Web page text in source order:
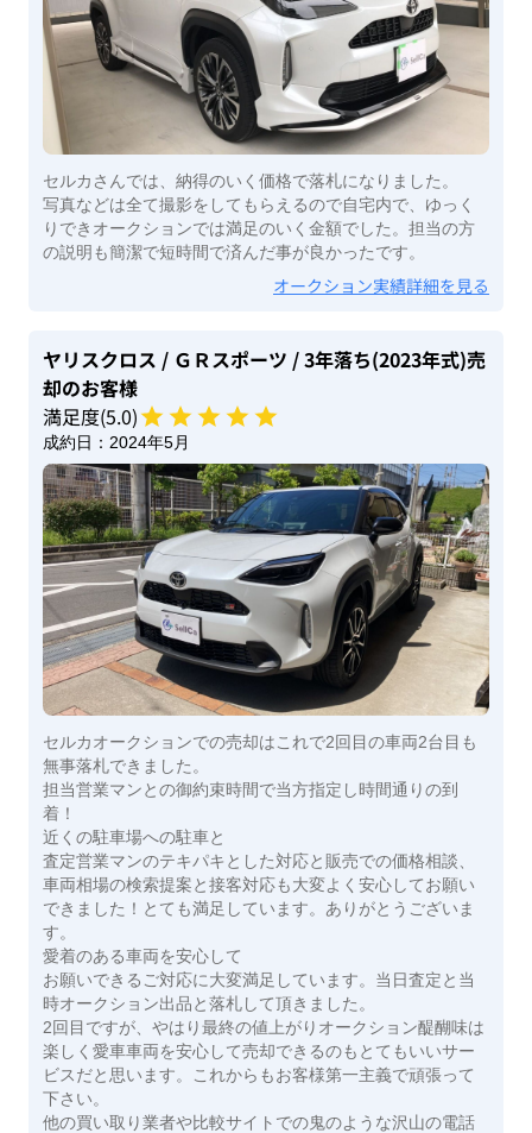
セルカさんでは、納得のいく価格で落札になりました。
写真などは全て撮影をしてもらえるので自宅内で、ゆっく
りできオークションでは満足のいく金額でした。担当の方
の説明も簡潔で短時間で済んだ事が良かったです。
オークション実績詳細を見る
ヤリスクロス / ＧＲスポーツ / 3年落ち(2023年式)売
却のお客様
満足度(5.0)
成約日： 2024年5月
セルカオークションでの売却はこれで2回目の車両2台目も
無事落札できました。
担当営業マンとの御約束時間で当方指定し時間通りの到
着！
近くの駐車場への駐車と
査定営業マンのテキパキとした対応と販売での価格相談、
車両相場の検索提案と接客対応も大変よく安心してお願い
できました！とても満足しています。ありがとうございま
す。
愛着のある車両を安心して
お願いできるご対応に大変満足しています。当日査定と当
時オークション出品と落札して頂きました。
2回目ですが、やはり最終の値上がりオークション醍醐味は
楽しく愛車車両を安心して売却できるのもとてもいいサー
ビスだと思います。これからもお客様第一主義で頑張って
下さい。
他の買い取り業者や比較サイトでの鬼のような沢山の電話